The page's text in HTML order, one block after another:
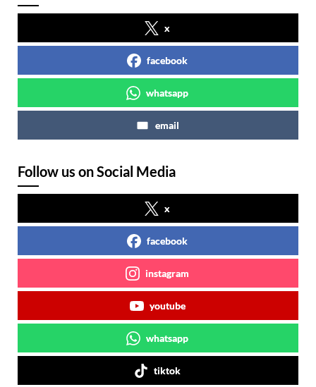
x
facebook
whatsapp
email
Follow us on Social Media
x
facebook
instagram
youtube
whatsapp
tiktok